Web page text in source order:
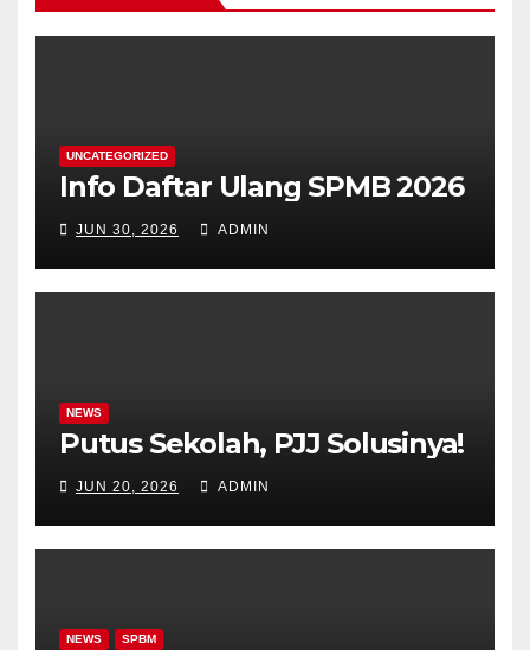
UNCATEGORIZED
Info Daftar Ulang SPMB 2026
JUN 30, 2026 ADMIN
NEWS
Putus Sekolah, PJJ Solusinya!
JUN 20, 2026 ADMIN
NEWS SPBM